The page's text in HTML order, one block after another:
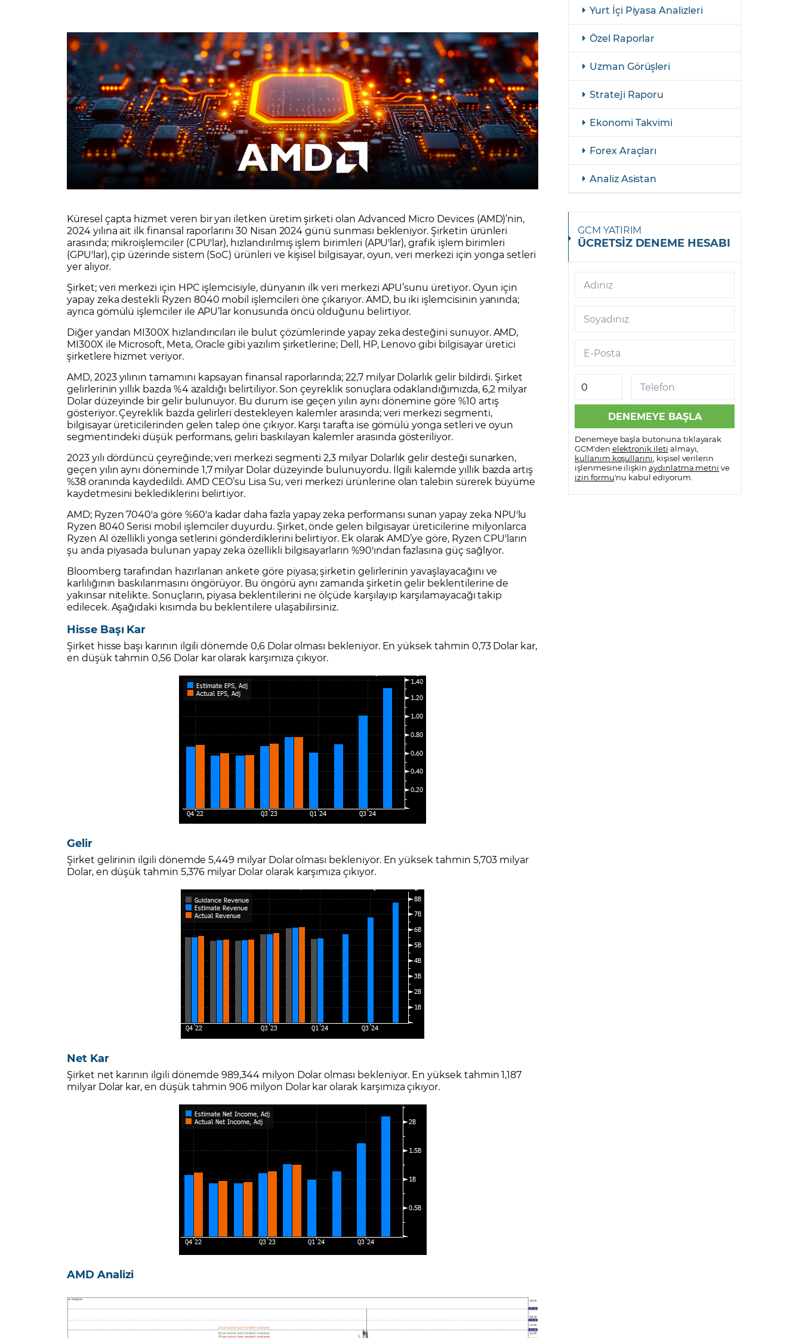
Yasal Bildirimler
Borsa Nedir Model Portföy Sorularla Borsa Borsa İşlem Koşulları Canlı Fiyat
GCM Trader Eğitim Videoları GCM MT4 Eğitim Videoları GCM MT5 Eğitim Videoları GCM Borsa Trader Eğitim Videoları
Sorularla Borsa Finans Sözlüğü Eğitim Kitapları Finansal Okur Yazarlık
Yurt Dışı Bilanço Takvimi Yurt İçi Bilanço Takvimi Ekonomik Takvim Analiz Asistan
Yasal Bildirimler Para Güvenliği ve Transferi Sıkça Sorulan Sorular Site Haritası
Küresel çapta hizmet veren bir yarı iletken üretim şirketi olan Advanced Micro Devices (AMD)’nin,
2024 yılına ait ilk finansal raporlarını 30 Nisan 2024 günü sunması bekleniyor. Şirketin ürünleri
arasında; mikroişlemciler (CPU'lar), hızlandırılmış işlem birimleri (APU'lar), grafik işlem birimleri
(GPU'lar), çip üzerinde sistem (SoC) ürünleri ve kişisel bilgisayar, oyun, veri merkezi için yonga setleri
yer alıyor.
Şirket; veri merkezi için HPC işlemcisiyle, dünyanın ilk veri merkezi APU’sunu üretiyor. Oyun için
yapay zeka destekli Ryzen 8040 mobil işlemcileri öne çıkarıyor. AMD, bu iki işlemcisinin yanında;
ayrıca gömülü işlemciler ile APU’lar konusunda öncü olduğunu belirtiyor.
Diğer yandan MI300X hızlandırıcıları ile bulut çözümlerinde yapay zeka desteğini sunuyor. AMD,
MI300X ile Microsoft, Meta, Oracle gibi yazılım şirketlerine; Dell, HP, Lenovo gibi bilgisayar üretici
şirketlere hizmet veriyor.
AMD, 2023 yılının tamamını kapsayan finansal raporlarında; 22,7 milyar Dolarlık gelir bildirdi. Şirket
gelirlerinin yıllık bazda %4 azaldığı belirtiliyor. Son çeyreklik sonuçlara odaklandığımızda, 6,2 milyar
Dolar düzeyinde bir gelir bulunuyor. Bu durum ise geçen yılın aynı dönemine göre %10 artış
gösteriyor. Çeyreklik bazda gelirleri destekleyen kalemler arasında; veri merkezi segmenti,
bilgisayar üreticilerinden gelen talep öne çıkıyor. Karşı tarafta ise gömülü yonga setleri ve oyun
segmentindeki düşük performans, geliri baskılayan kalemler arasında gösteriliyor.
2023 yılı dördüncü çeyreğinde; veri merkezi segmenti 2,3 milyar Dolarlık gelir desteği sunarken,
geçen yılın aynı döneminde 1,7 milyar Dolar düzeyinde bulunuyordu. İlgili kalemde yıllık bazda artış
%38 oranında kaydedildi. AMD CEO’su Lisa Su, veri merkezi ürünlerine olan talebin sürerek büyüme
kaydetmesini beklediklerini belirtiyor.
AMD; Ryzen 7040'a göre %60'a kadar daha fazla yapay zeka performansı sunan yapay zeka NPU'lu
Ryzen 8040 Serisi mobil işlemciler duyurdu. Şirket, önde gelen bilgisayar üreticilerine milyonlarca
Ryzen AI özellikli yonga setlerini gönderdiklerini belirtiyor. Ek olarak AMD’ye göre, Ryzen CPU'ların
şu anda piyasada bulunan yapay zeka özellikli bilgisayarların %90'ından fazlasına güç sağlıyor.
Bloomberg tarafından hazırlanan ankete göre piyasa; şirketin gelirlerinin yavaşlayacağını ve
karlılığının baskılanmasını öngörüyor. Bu öngörü aynı zamanda şirketin gelir beklentilerine de
yakınsar nitelikte. Sonuçların, piyasa beklentilerini ne ölçüde karşılayıp karşılamayacağı takip
edilecek. Aşağıdaki kısımda bu beklentilere ulaşabilirsiniz.
Hisse Başı Kar
Şirket hisse başı karının ilgili dönemde 0,6 Dolar olması bekleniyor. En yüksek tahmin 0,73 Dolar kar,
en düşük tahmin 0,56 Dolar kar olarak karşımıza çıkıyor.
Gelir
Şirket gelirinin ilgili dönemde 5,449 milyar Dolar olması bekleniyor. En yüksek tahmin 5,703 milyar
Dolar, en düşük tahmin 5,376 milyar Dolar olarak karşımıza çıkıyor.
Net Kar
Şirket net karının ilgili dönemde 989,344 milyon Dolar olması bekleniyor. En yüksek tahmin 1,187
milyar Dolar kar, en düşük tahmin 906 milyon Dolar kar olarak karşımıza çıkıyor.
AMD Analizi
Yurt İçi Piyasa Analizleri
Özel Raporlar
Uzman Görüşleri
Strateji Raporu
Ekonomi Takvimi
Forex Araçları
Analiz Asistan
GCM YATIRIM
ÜCRETSİZ DENEME HESABI
Adınız
Soyadınız
E-Posta
Telefon
Denemeye başla butonuna tıklayarak
GCM'den elektronik ileti almayı,
kullanım koşullarını , kişisel verilerin
işlenmesine ilişkin aydınlatma metni ve
izin formu'nu kabul ediyorum.